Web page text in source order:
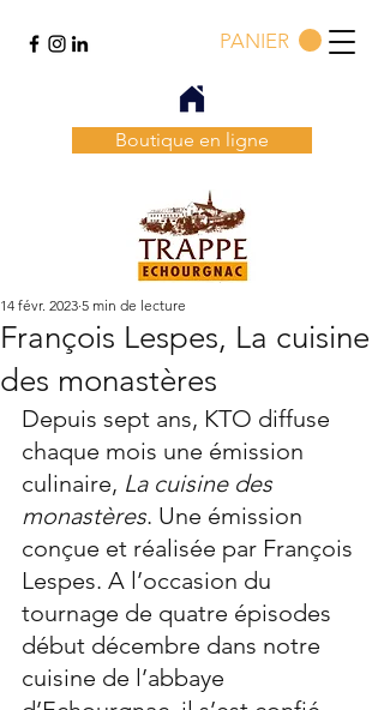
PANIER
Boutique en ligne
François Lespes, La cuisine
des monastères
14 févr. 2023 5 min de lecture
Depuis sept ans, KTO diffuse
chaque mois une émission
culinaire, La cuisine des
monastères. Une émission
conçue et réalisée par François
Lespes. A l’occasion du
tournage de quatre épisodes
début décembre dans notre
cuisine de l’abbaye